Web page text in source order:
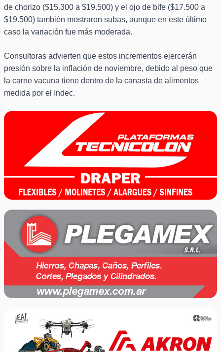
de chorizo ($15.300 a $19.500) y el ojo de bife ($17.500 a
$19.500) también mostraron subas, aunque en este último
caso la variación fue más moderada.
Consultoras advierten que estos incrementos ejercerán
presión sobre la inflación de noviembre, debido al peso que
la carne vacuna tiene dentro de la canasta de alimentos
medida por el Indec.